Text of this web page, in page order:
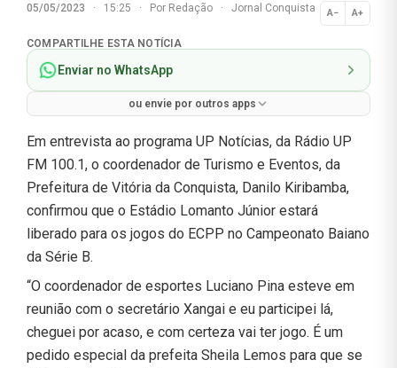
05/05/2023 · 15:25 · Por Redação · Jornal Conquista A− A+
Normal
COMPARTILHE ESTA NOTÍCIA
Enviar no WhatsApp
ou envie por outros apps
Em entrevista ao programa UP Notícias, da Rádio UP
FM 100.1, o coordenador de Turismo e Eventos, da
Prefeitura de Vitória da Conquista, Danilo Kiribamba,
confirmou que o Estádio Lomanto Júnior estará
liberado para os jogos do ECPP no Campeonato Baiano
da Série B.
“O coordenador de esportes Luciano Pina esteve em
reunião com o secretário Xangai e eu participei lá,
cheguei por acaso, e com certeza vai ter jogo. É um
pedido especial da prefeita Sheila Lemos para que se